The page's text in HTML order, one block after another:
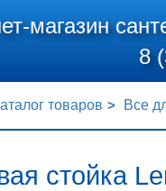
магазин
8
товаров Все
стойка